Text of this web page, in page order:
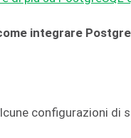
integrare
configurazioni di